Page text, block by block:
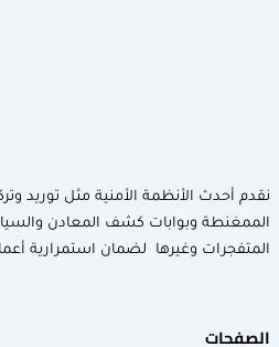
الأمنية مثل توريد وتركيب وتشغيل
كشف المعادن والسياج الأمني
وغيرها لضمان استمرارية أعمالك